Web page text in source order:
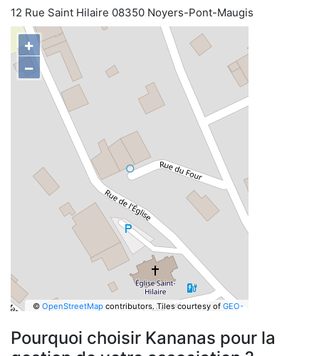
12 Rue Saint Hilaire 08350 Noyers-Pont-Maugis
+
−
© OpenStreetMapcontributors. Tiles courtesy of GEO-
Pourquoi choisir Kananas pour la